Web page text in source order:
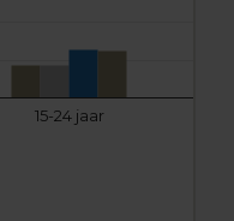
15-24 jaar